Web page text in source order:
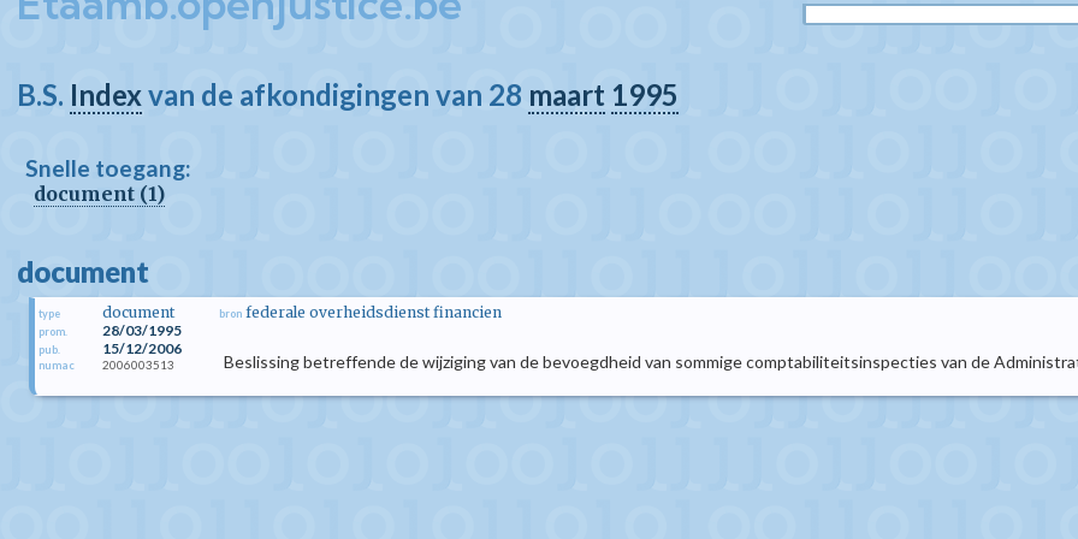
B.S. Indexvan de afkondigingen van 28 maart 1995
Snelle toegang:
document (1)
document
type document
prom. 28/03/1995
pub. 15/12/2006
numac 2006003513
bron federale overheidsdienst financien
Beslissing betreffende de wijziging van de bevoegdheid van sommige comptabiliteitsinspecties van de